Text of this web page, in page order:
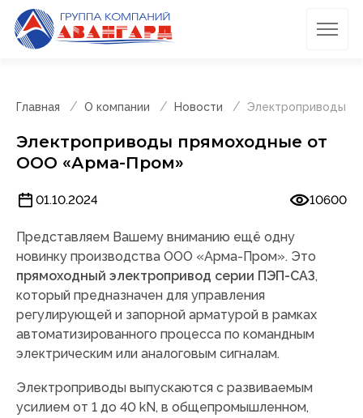
Главная О компании Новости Электроприводы
Электроприводы прямоходные от
ООО «Арма-Пром»
01.10.2024 10600
Представляем Вашему вниманию ещё одну
новинку производства ООО «Арма-Пром». Это
прямоходный электропривод серии ПЭП-САЗ,
который предназначен для управления
регулирующей и запорной арматурой в рамках
автоматизированного процесса по командным
электрическим или аналоговым сигналам.
Электроприводы выпускаются с развиваемым
усилием от 1 до 40 kN, в общепромышленном,